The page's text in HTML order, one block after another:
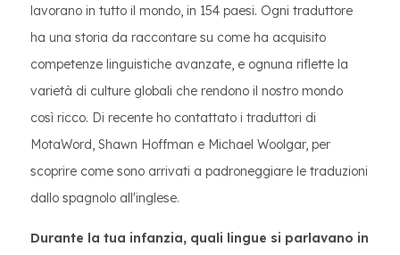
lavorano in tutto il mondo, in 154 paesi. Ogni traduttore
ha una storia da raccontare su come ha acquisito
competenze linguistiche avanzate, e ognuna riflette la
varietà di culture globali che rendono il nostro mondo
così ricco. Di recente ho contattato i traduttori di
MotaWord, Shawn Hoffman e Michael Woolgar, per
scoprire come sono arrivati ​​a padroneggiare le traduzioni
dallo spagnolo all'inglese.
Durante la tua infanzia, quali lingue si parlavano in